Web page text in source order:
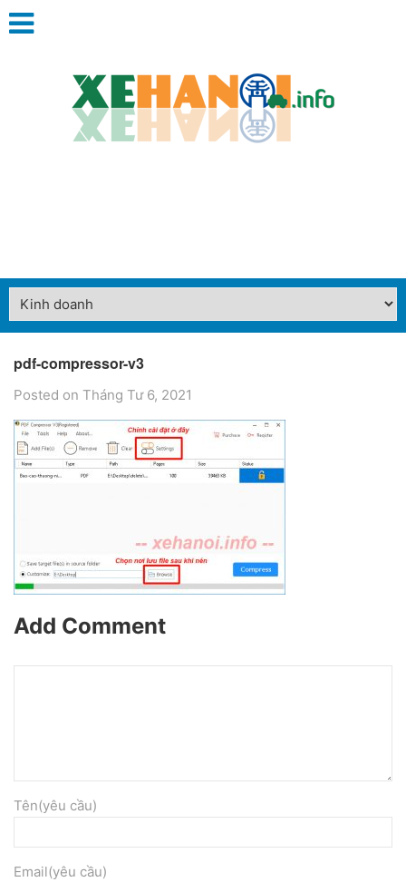
pdf-compressor-v3
Posted on Tháng Tư 6, 2021
Add Comment
Tên(yêu cầu)
Email(yêu cầu)